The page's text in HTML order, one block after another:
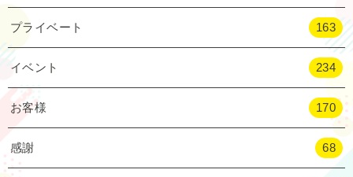
プライベート 163
イベント 234
お客様 170
感謝 68